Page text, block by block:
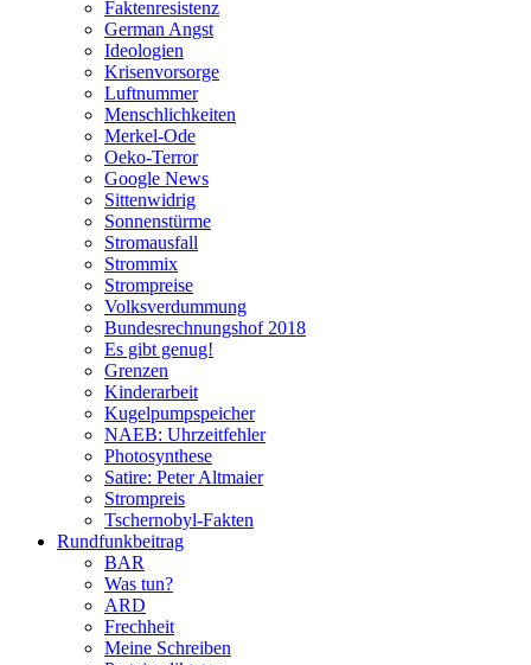
Faktenresistenz
German Angst
Ideologien
Krisenvorsorge
Luftnummer
Menschlichkeiten
Merkel-Ode
Oeko-Terror
Google News
Sittenwidrig
Sonnenstürme
Stromausfall
Strommix
Strompreise
Volksverdummung
Bundesrechnungshof 2018
Es gibt genug!
Grenzen
Kinderarbeit
Kugelpumpspeicher
NAEB: Uhrzeitfehler
Photosynthese
Satire: Peter Altmaier
Strompreis
Tschernobyl-Fakten
Rundfunkbeitrag
BAR
Was tun?
ARD
Frechheit
Meine Schreiben